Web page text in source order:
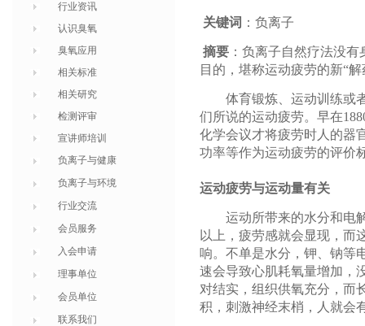
行业资讯
认识臭氧
臭氧应用
相关标准
相关研究
检测评审
宣讲师培训
负离子与健康
负离子与环境
行业交流
会员服务
入会申请
理事单位
会员单位
联系我们
关键词 ：负离子
摘要 ：负离子自然疗法没
目的，堪称运动疲劳的新“解
体育锻炼、运动训练或者
们所说的运动疲劳。早在
化学会议才将疲劳时人的器
功率等作为运动疲劳的评价
运动疲劳与运动量有关
运动所带来的水分和电解
以上，疲劳感就会显现，而
响。不单是水分，钾、钠等
速会导致心肌耗氧量增加，
对结实，组织供氧充分，而
积，刺激神经末梢，人就会